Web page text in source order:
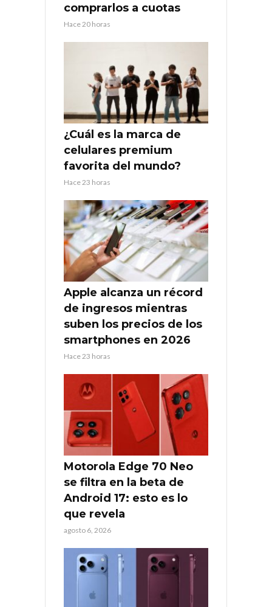
comprarlos a cuotas
Hace 20 horas
¿Cuál es la marca de
celulares premium
favorita del mundo?
Hace 23 horas
Apple alcanza un récord
de ingresos mientras
suben los precios de los
smartphones en 2026
Hace 23 horas
Motorola Edge 70 Neo
se filtra en la beta de
Android 17: esto es lo
que revela
agosto 6, 2026